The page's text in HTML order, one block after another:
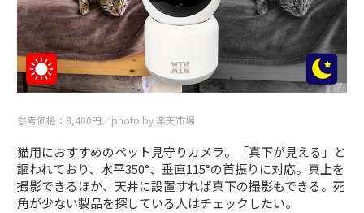
参考価格：8,400円／photo by 楽天市場
猫用におすすめのペット見守りカメラ。「真下が見える」と
謳われており、水平350°、垂直115°の首振りに対応。真上を
撮影できるほか、天井に設置すれば真下の撮影もできる。死
角が少ない製品を探している人はチェックしたい。